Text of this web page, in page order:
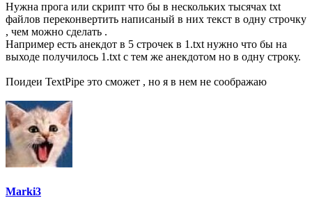
Нужна прога или скрипт что бы в нескольких тысячах txt
файлов переконвертить написаный в них текст в одну строчку
, чем можно сделать .
Например есть анекдот в 5 строчек в 1.txt нужно что бы на
выходе получилось 1.txt с тем же анекдотом но в одну строку.
Поидеи TextPipe это сможет , но я в нем не соображаю
Marki3